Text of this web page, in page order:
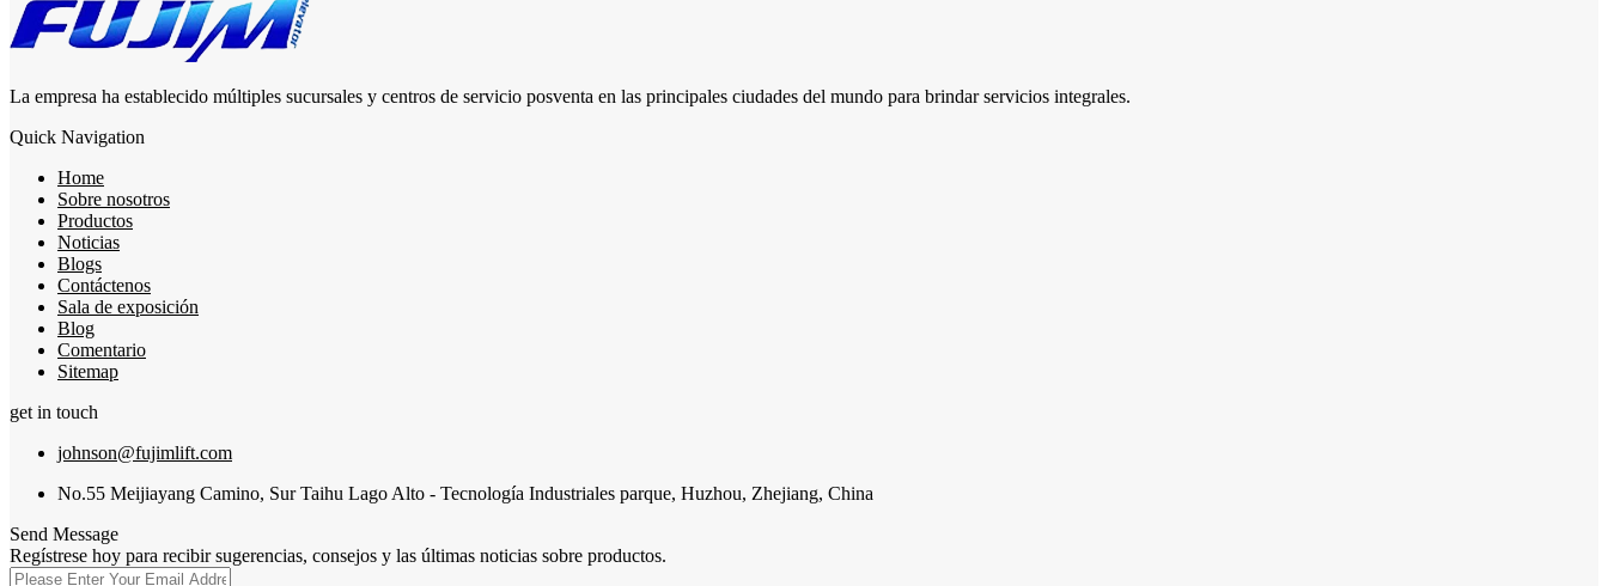
La empresa ha establecido múltiples sucursales y centros de servicio posventa en las principales ciudades del mundo para brindar servicios integrales.
Quick Navigation
Home
Sobre nosotros
Productos
Noticias
Blogs
Contáctenos
Sala de exposición
Blog
Comentario
Sitemap
get in touch
johnson@fujimlift.com
No.55 Meijiayang Camino, Sur Taihu Lago Alto - Tecnología Industriales parque, Huzhou, Zhejiang, China
Send Message
Regístrese hoy para recibir sugerencias, consejos y las últimas noticias sobre productos.